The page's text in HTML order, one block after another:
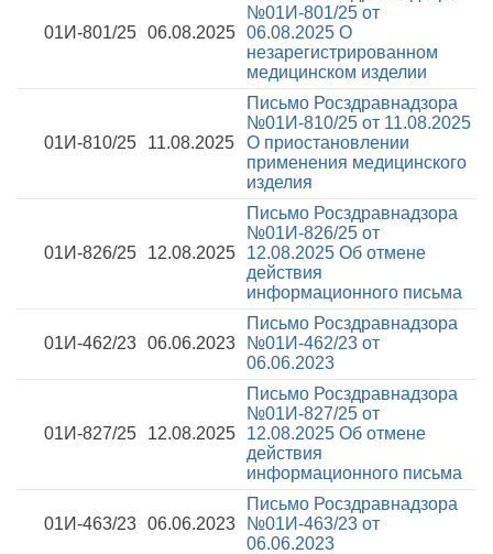
01И-801/25 06.08.2025
№01И-801/25 от
06.08.2025 О
незарегистрированном
медицинском изделии
01И-810/25 11.08.2025
Письмо Росздравнадзора
№01И-810/25 от 11.08.2025
О приостановлении
применения медицинского
изделия
01И-826/25 12.08.2025
Письмо Росздравнадзора
№01И-826/25 от
12.08.2025 Об отмене
действия
информационного письма
01И-462/23 06.06.2023
Письмо Росздравнадзора
№01И-462/23 от
06.06.2023
01И-827/25 12.08.2025
Письмо Росздравнадзора
№01И-827/25 от
12.08.2025 Об отмене
действия
информационного письма
01И-463/23 06.06.2023
Письмо Росздравнадзора
№01И-463/23 от
06.06.2023